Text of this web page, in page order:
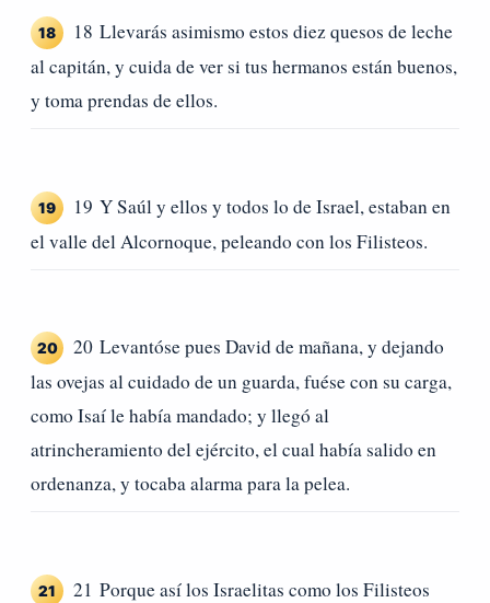
18
18 Llevarás asimismo estos diez quesos de leche
al capitán, y cuida de ver si tus hermanos están buenos,
y toma prendas de ellos.
19
19 Y Saúl y ellos y todos lo de Israel, estaban en
el valle del Alcornoque, peleando con los Filisteos.
20
20 Levantóse pues David de mañana, y dejando
las ovejas al cuidado de un guarda, fuése con su carga,
como Isaí le había mandado; y llegó al
atrincheramiento del ejército, el cual había salido en
ordenanza, y tocaba alarma para la pelea.
21
21 Porque así los Israelitas como los Filisteos